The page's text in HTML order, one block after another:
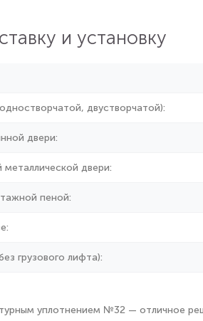
и установку
двустворчатой):
двери:
двери:
пеной:
грузового лифта):
уплотнением №32 — отличное